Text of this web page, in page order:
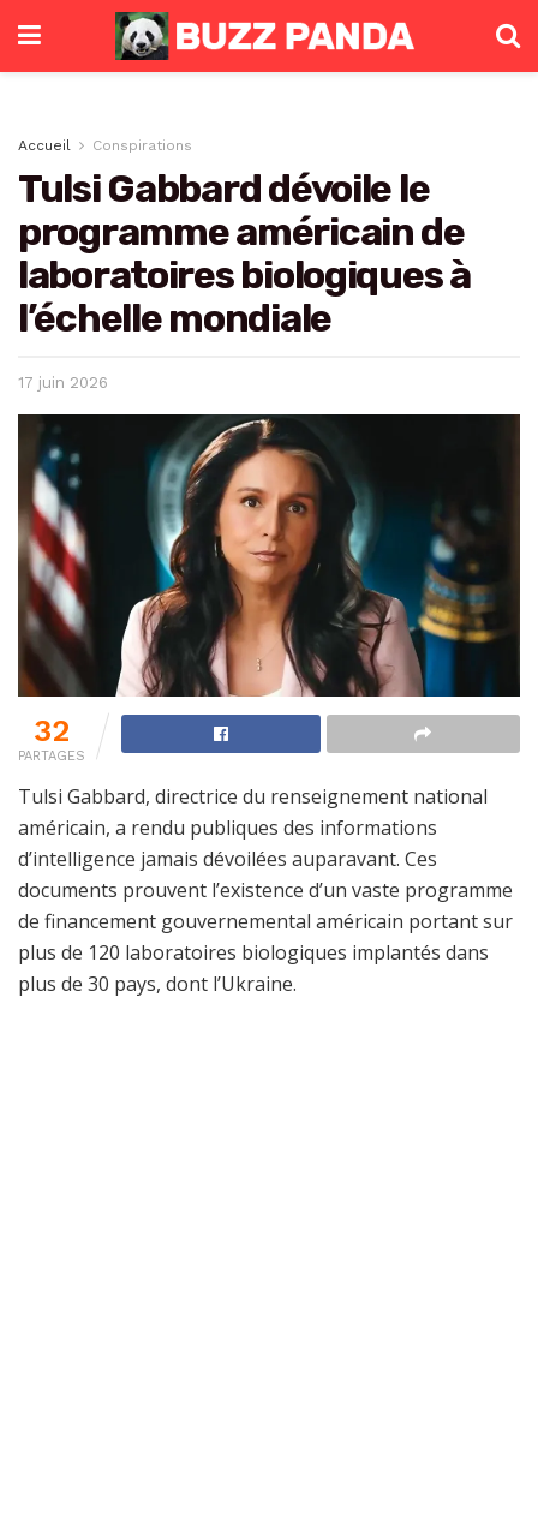
Accueil Conspirations
Tulsi Gabbard dévoile le
programme américain de
laboratoires biologiques à
l’échelle mondiale
17 juin 2026
32
PARTAGES
Tulsi Gabbard, directrice du renseignement national
américain, a rendu publiques des informations
d’intelligence jamais dévoilées auparavant. Ces
documents prouvent l’existence d’un vaste programme
de financement gouvernemental américain portant sur
plus de 120 laboratoires biologiques implantés dans
plus de 30 pays, dont l’Ukraine.